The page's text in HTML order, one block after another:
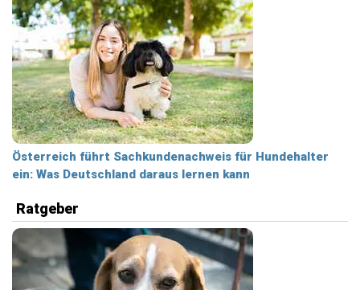
Österreich führt Sachkundenachweis für Hundehalter
ein: Was Deutschland daraus lernen kann
Ratgeber